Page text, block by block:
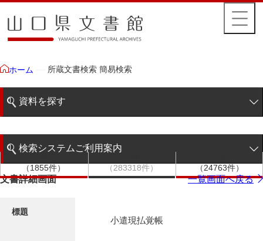
ホーム 所蔵文書検索 簡易検索
資料を探す
階層検索
検索システムご利用案内
検索システムの利用について
（1855件）
（283318件）
（24763件）
文書詳細画面 一覧画面へ戻る
標題
小遣現払覚帳